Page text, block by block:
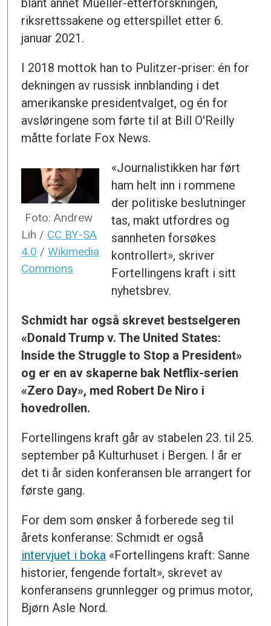
blant annet Mueller-etterforskningen,
riksrettssakene og etterspillet etter 6.
januar 2021.
I 2018 mottok han to Pulitzer-priser: én for
dekningen av russisk innblanding i det
amerikanske presidentvalget, og én for
avsløringene som førte til at Bill O'Reilly
måtte forlate Fox News.
Foto: Andrew
Lih / CC BY-SA
4.0 /Wikimedia
Commons
«Journalistikken har ført
ham helt inn i rommene
der politiske beslutninger
tas, makt utfordres og
sannheten forsøkes
kontrollert», skriver
Fortellingens kraft i sitt
nyhetsbrev.
Schmidt har også skrevet bestselgeren
«Donald Trump v. The United States:
Inside the Struggle to Stop a President»
og er en av skaperne bak Netflix-serien
«Zero Day», med Robert De Niro i
hovedrollen.
Fortellingens kraft går av stabelen 23. til 25.
september på Kulturhuset i Bergen. I år er
det ti år siden konferansen ble arrangert for
første gang.
For dem som ønsker å forberede seg til
årets konferanse: Schmidt er også
intervjuet i boka «Fortellingens kraft: Sanne
historier, fengende fortalt», skrevet av
konferansens grunnlegger og primus motor,
Bjørn Asle Nord.